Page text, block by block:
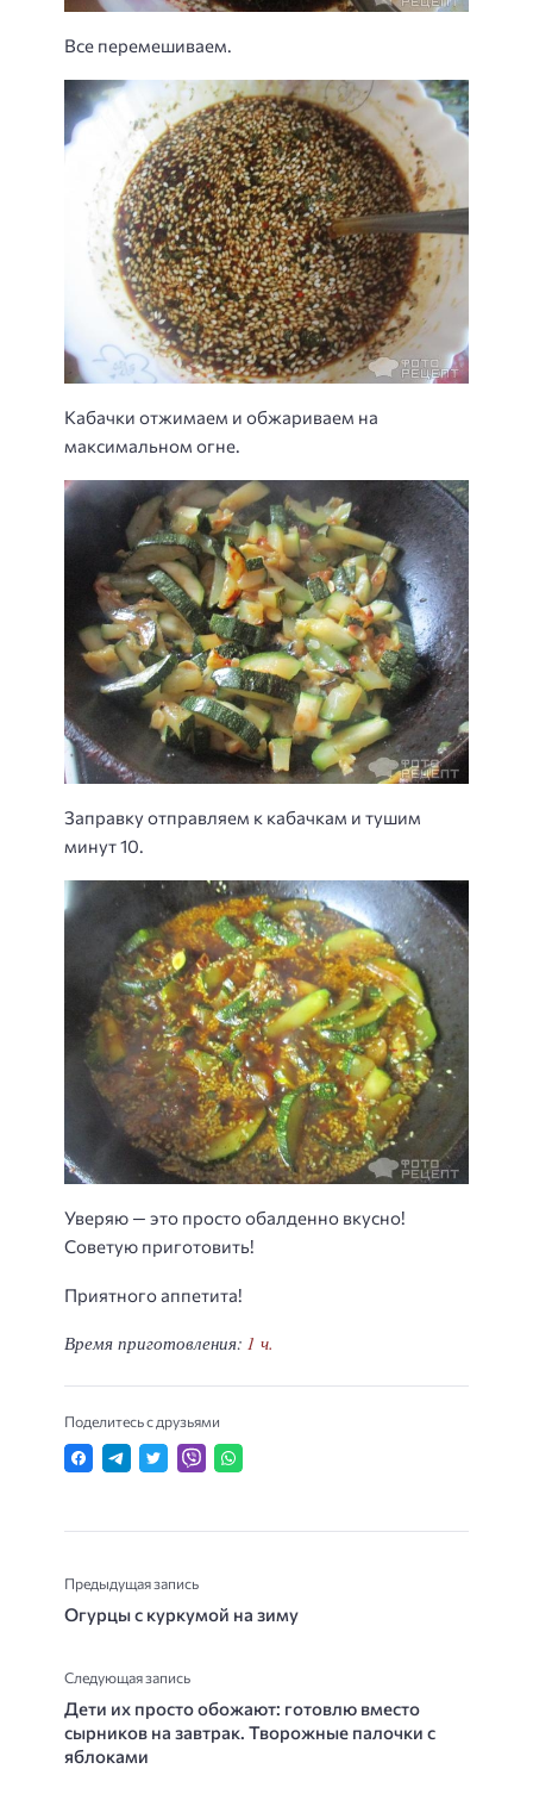
Все перемешиваем.
Кабачки отжимаем и обжариваем на
максимальном огне.
Заправку отправляем к кабачкам и тушим
минут 10.
Уверяю — это просто обалденно вкусно!
Советую приготовить!
Приятного аппетита!
Время приготовления: 1 ч.
Поделитесь с друзьями
Предыдущая запись
Огурцы с куркумой на зиму
Следующая запись
Дети их просто обожают: готовлю вместо
сырников на завтрак. Творожные палочки с
яблоками